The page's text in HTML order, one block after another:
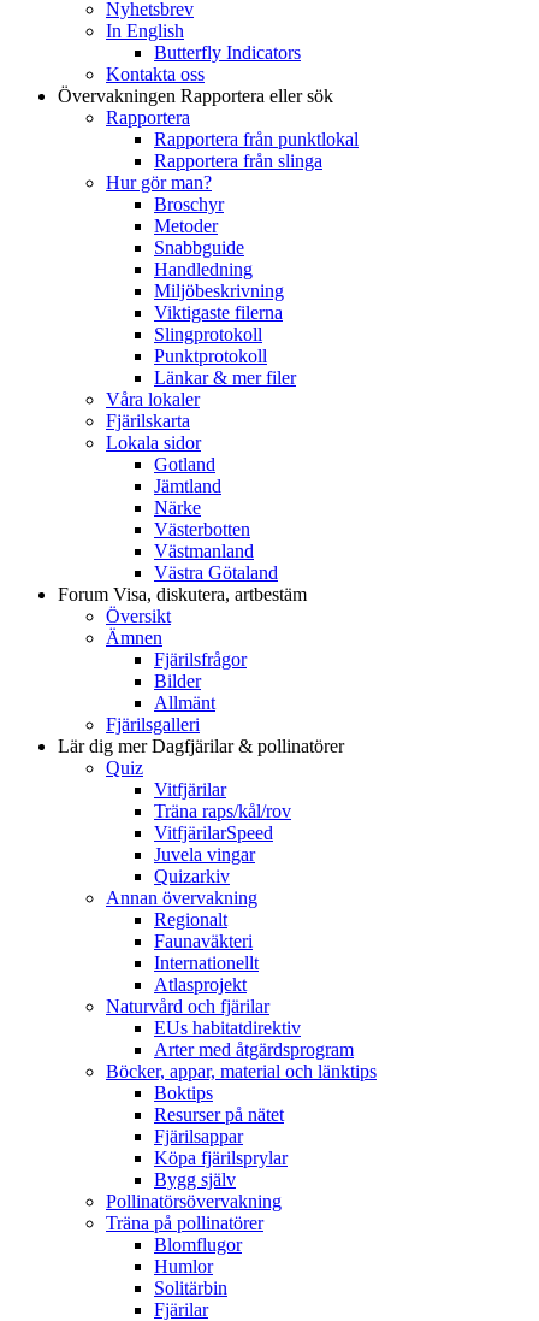
Nyhetsbrev
In English
Butterfly Indicators
Kontakta oss
Övervakningen Rapportera eller sök
Rapportera
Rapportera från punktlokal
Rapportera från slinga
Hur gör man?
Broschyr
Metoder
Snabbguide
Handledning
Miljöbeskrivning
Viktigaste filerna
Slingprotokoll
Punktprotokoll
Länkar & mer filer
Våra lokaler
Fjärilskarta
Lokala sidor
Gotland
Jämtland
Närke
Västerbotten
Västmanland
Västra Götaland
Forum Visa, diskutera, artbestäm
Översikt
Ämnen
Fjärilsfrågor
Bilder
Allmänt
Fjärilsgalleri
Lär dig merDagfjärilar & pollinatörer
Quiz
Vitfjärilar
Träna raps/kål/rov
VitfjärilarSpeed
Juvela vingar
Quizarkiv
Annan övervakning
Regionalt
Faunaväkteri
Internationellt
Atlasprojekt
Naturvård och fjärilar
EUs habitatdirektiv
Arter med åtgärdsprogram
Böcker, appar, material och länktips
Boktips
Resurser på nätet
Fjärilsappar
Köpa fjärilsprylar
Bygg själv
Pollinatörsövervakning
Träna på pollinatörer
Blomflugor
Humlor
Solitärbin
Fjärilar